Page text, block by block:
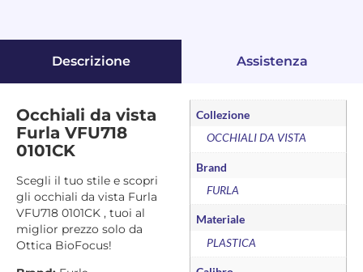
Descrizione Assistenza
Occhiali da vista
Furla VFU718
0101CK
Scegli il tuo stile e scopri
gli occhiali da vista Furla
VFU718 0101CK , tuoi al
miglior prezzo solo da
Ottica BioFocus!
Collezione
OCCHIALI DA VISTA
Brand
FURLA
Materiale
PLASTICA